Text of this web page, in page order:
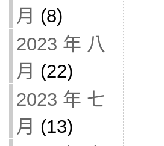
月 (8)
2023 年 八
月 (22)
2023 年 七
月 (13)